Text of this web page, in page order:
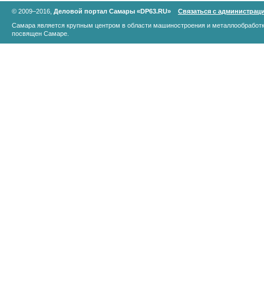
© 2009–2016, Деловой портал Самары «DP63.RU»
Связаться с
Самара является крупным центром в области машиностроения и
посвящен Самаре.